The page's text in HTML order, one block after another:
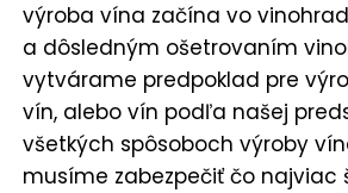
výroba vína začína vo
a dôsledným ošetrovaním
vytvárame predpoklad pre
vín, alebo vín podľa našej
všetkých spôsoboch výroby
musíme zabezpečiť čo najviac